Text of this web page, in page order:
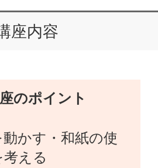
座内容
のポイント
かす・和紙の使
える